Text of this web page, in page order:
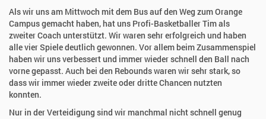
Als wir uns am Mittwoch mit dem Bus auf den Weg zum Orange
Campus gemacht haben, hat uns Profi-Basketballer Tim als
zweiter Coach unterstützt. Wir waren sehr erfolgreich und haben
alle vier Spiele deutlich gewonnen. Vor allem beim Zusammenspiel
haben wir uns verbessert und immer wieder schnell den Ball nach
vorne gepasst. Auch bei den Rebounds waren wir sehr stark, so
dass wir immer wieder zweite oder dritte Chancen nutzten
konnten.
Nur in der Verteidigung sind wir manchmal nicht schnell genug